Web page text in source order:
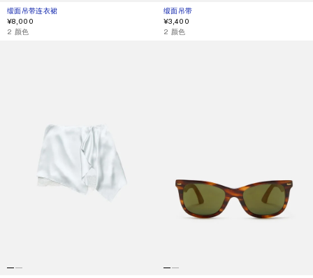
缎面吊带连衣裙
当前颜色： 浅粉色
價格：¥8,000。
¥8,000
,2 颜色
缎面吊带
当前颜色： 冰蓝色
價格：¥3,400。
¥3,400
,2 颜色